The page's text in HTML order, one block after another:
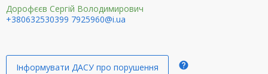
Дорофєєв Сергій Володимирович
+380632530399 7925960@i.ua
Інформувати ДАСУ про порушення help